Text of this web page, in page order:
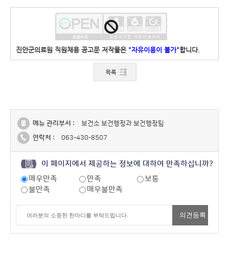
진안군의료원 직원채용 공고문 저작물은 "자유이용이 불가"합니다.
메뉴 관리부서 :
보건소 보건행정과 보건행정팀
연락처 :
063-430-8507
이 페이지에서 제공하는 정보에 대하여 만족하십니까?
매우만족
만족
보통
불만족
매우불만족